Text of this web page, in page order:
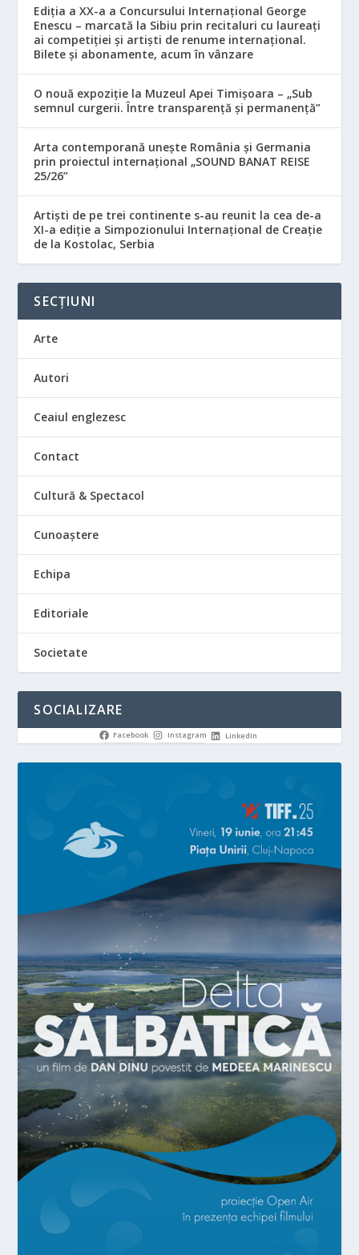
Ediția a XX-a a Concursului Internațional George
Enescu – marcată la Sibiu prin recitaluri cu laureați
ai competiției și artiști de renume internațional.
Bilete și abonamente, acum în vânzare
O nouă expoziție la Muzeul Apei Timișoara – „Sub
semnul curgerii. Între transparență și permanență”
Arta contemporană unește România și Germania
prin proiectul internațional „SOUND BANAT REISE
25/26”
Artiști de pe trei continente s-au reunit la cea de-a
XI-a ediție a Simpozionului Internațional de Creație
de la Kostolac, Serbia
SECȚIUNI
Arte
Autori
Ceaiul englezesc
Contact
Cultură & Spectacol
Cunoaștere
Echipa
Editoriale
Societate
SOCIALIZARE
Facebook Instagram LinkedIn